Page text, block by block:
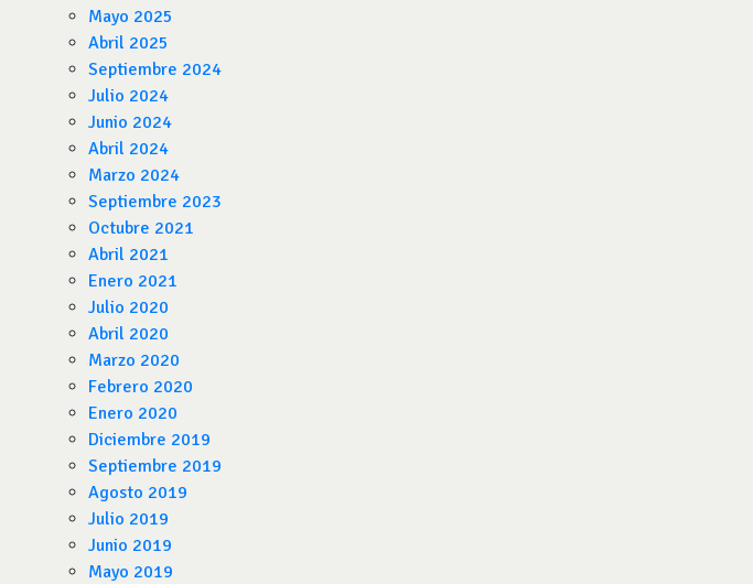
Mayo 2025
Abril 2025
Septiembre 2024
Julio 2024
Junio 2024
Abril 2024
Marzo 2024
Septiembre 2023
Octubre 2021
Abril 2021
Enero 2021
Julio 2020
Abril 2020
Marzo 2020
Febrero 2020
Enero 2020
Diciembre 2019
Septiembre 2019
Agosto 2019
Julio 2019
Junio 2019
Mayo 2019